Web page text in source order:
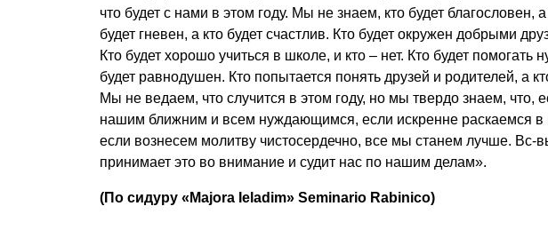
что будет с нами в этом году. Мы не знаем, кто будет благословен,
будет гневен, а кто будет счастлив. Кто будет окружен добрыми
Кто будет хорошо учиться в школе, и кто – нет. Кто будет помогать
будет равнодушен. Кто попытается понять друзей и родителей, а
Мы не ведаем, что случится в этом году, но мы твердо знаем, что,
нашим ближним и всем нуждающимся, если искренне раскаемся в
если вознесем молитву чистосердечно, все мы станем лучше. Вс-
принимает это во внимание и судит нас по нашим делам».
(По сидуру «Majora Ieladim» Seminario Rabinico)